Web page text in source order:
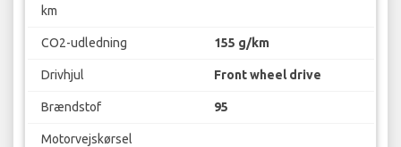
km
CO2-udledning 155 g/km
Drivhjul Front wheel drive
Brændstof 95
Motorvejskørsel